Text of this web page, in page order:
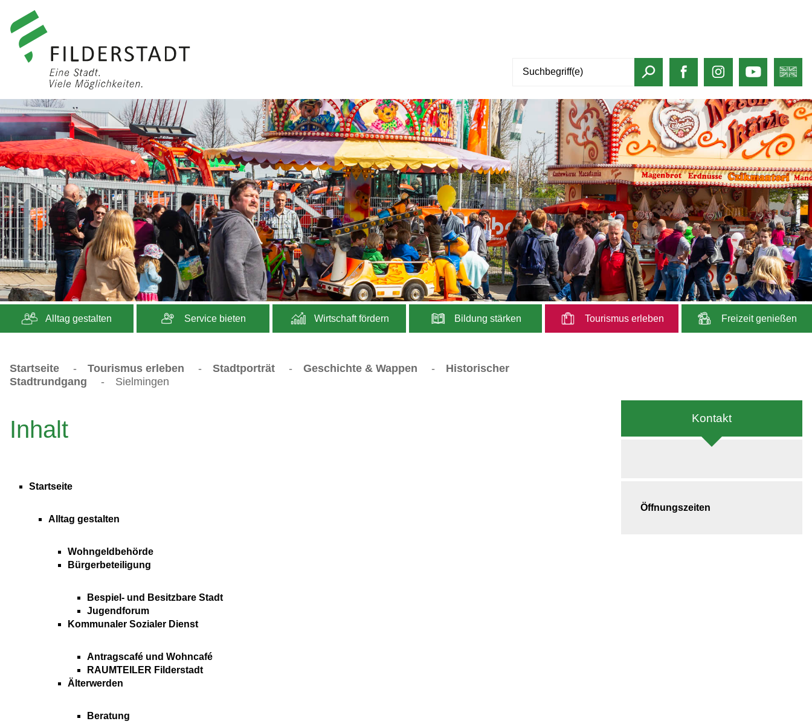
Alltag gestalten Service bieten Wirtschaft fördern Bildung stärken Tourismus erleben Freizeit genießen
Startseite - Tourismus erleben - Stadtporträt - Geschichte & Wappen -
Historischer
Stadtrundgang
- Sielmingen
Inhalt
Startseite
Alltag gestalten
Wohngeldbehörde
Bürgerbeteiligung
Bespiel- und Besitzbare Stadt
Jugendforum
Kommunaler Sozialer Dienst
Antragscafé und Wohncafé
RAUMTEILER Filderstadt
Älterwerden
Beratung
Kontakt
Öffnungszeiten